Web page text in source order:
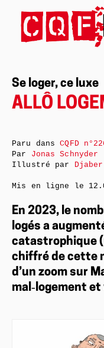
Se loger, ce luxe
ALLÔ
En 2023, le
logés a
catastrophique
chiffré de cette
d’un zoom sur
mal‑logement
Paru dansCQFD
Par Jonas Schnyder
Illustré par Djaber
Mis en ligne le